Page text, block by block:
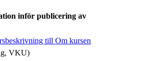
inför publicering av
till Om kursen
VKU)